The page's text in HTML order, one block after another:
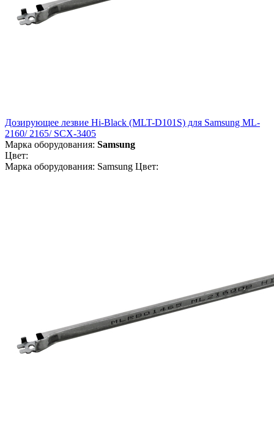
Дозирующее лезвие Hi-Black (MLT-D101S) для Samsung ML-
2160/ 2165/ SCX-3405
Марка оборудования: Samsung
Цвет:
Марка оборудования: Samsung Цвет: